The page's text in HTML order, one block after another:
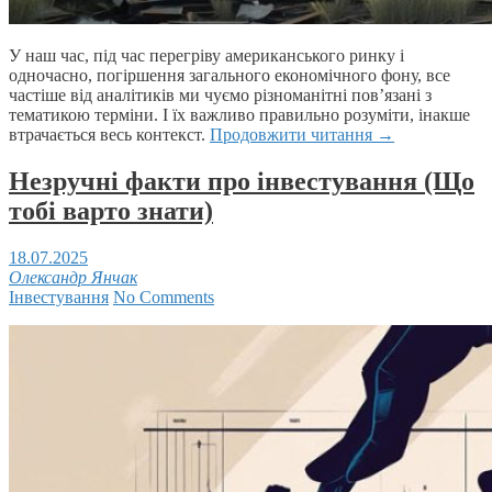
У наш час, під час перегріву американського ринку і
одночасно, погіршення загального економічного фону, все
частіше від аналітиків ми чуємо різноманітні пов’язані з
тематикою терміни. І їх важливо правильно розуміти, інакше
втрачається весь контекст. Продовжити читання →
Незручні факти про інвестування (Що
тобі варто знати)
18.07.2025
Олександр Янчак
Інвестування No Comments